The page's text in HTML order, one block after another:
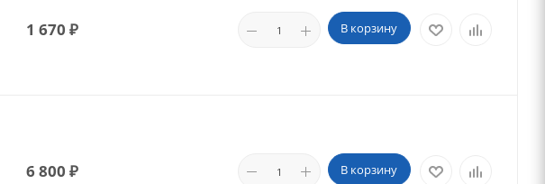
1 670 ₽ В корзину
6 800 ₽ В корзину